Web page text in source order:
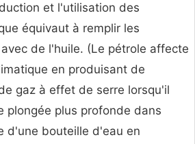
et l'utilisation des
équivaut à remplir les
de l'huile. (Le pétrole affecte
en produisant de
gaz à effet de serre lorsqu'il
plongée plus profonde dans
d'une bouteille d'eau en